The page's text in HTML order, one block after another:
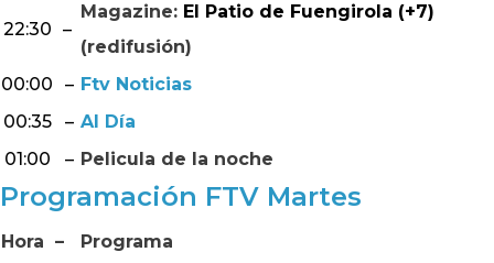
22:30 –
Magazine: El Patio de Fuengirola (+7)
(redifusión)
00:00
– Ftv Noticias
00:35
– Al Día
01:00
– Pelicula de la noche
Programación FTV Martes
Hora –
Programa